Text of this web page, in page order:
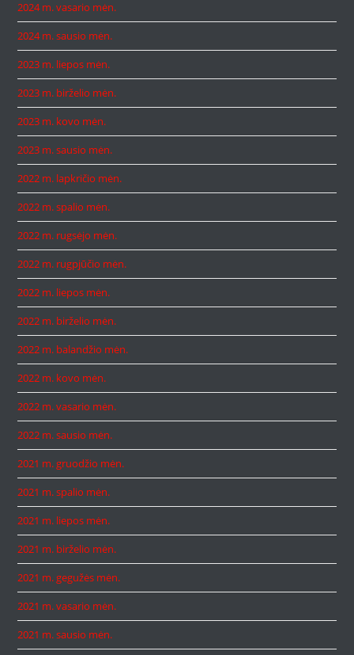
2024 m. vasario mėn.
2024 m. sausio mėn.
2023 m. liepos mėn.
2023 m. birželio mėn.
2023 m. kovo mėn.
2023 m. sausio mėn.
2022 m. lapkričio mėn.
2022 m. spalio mėn.
2022 m. rugsėjo mėn.
2022 m. rugpjūčio mėn.
2022 m. liepos mėn.
2022 m. birželio mėn.
2022 m. balandžio mėn.
2022 m. kovo mėn.
2022 m. vasario mėn.
2022 m. sausio mėn.
2021 m. gruodžio mėn.
2021 m. spalio mėn.
2021 m. liepos mėn.
2021 m. birželio mėn.
2021 m. gegužės mėn.
2021 m. vasario mėn.
2021 m. sausio mėn.